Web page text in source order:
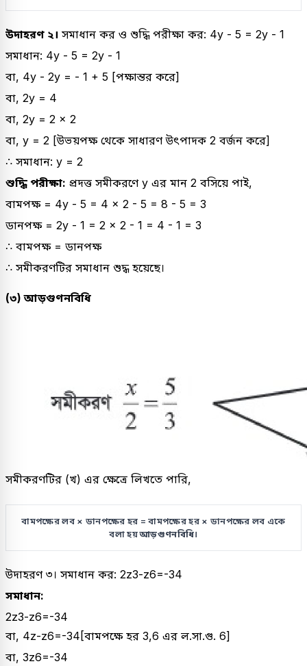
উদাহরণ ২। সমাধান কর ও শুদ্ধি পরীক্ষা কর: 4y - 5 = 2y - 1
সমাধান: 4y - 5 = 2y - 1
বা, 4y - 2y = - 1 + 5 [পক্ষান্তর করে]
বা, 2y = 4
বা, 2y = 2 × 2
বা, y = 2 [উভয়পক্ষ থেকে সাধারণ উৎপাদক 2 বর্জন করে]
∴ সমাধান: y = 2
শুদ্ধি পরীক্ষা: প্রদত্ত সমীকরণে y এর মান 2 বসিয়ে পাই,
বামপক্ষ = 4y - 5 = 4 × 2 - 5 = 8 - 5 = 3
ডানপক্ষ = 2y - 1 = 2 × 2 - 1 = 4 - 1 = 3
∴ বামপক্ষ = ডানপক্ষ
∴ সমীকরণটির সমাধান শুদ্ধ হয়েছে।
(৩) আড়গুণনবিধি
সমীকরণটির (খ) এর ক্ষেত্রে লিখতে পারি,
বামপক্ষের লব × ডানপক্ষের হর = বামপক্ষের হর × ডানপক্ষের লব একে
বলা হয়আড়গুণনবিধি।
উদাহরণ ৩। সমাধান কর: 2z3-z6=-34
সমাধান:
2z3-z6=-34
বা, 4z-z6=-34 [বামপক্ষে হর 3,6 এর ল.সা.গু. 6]
বা, 3z6=-34